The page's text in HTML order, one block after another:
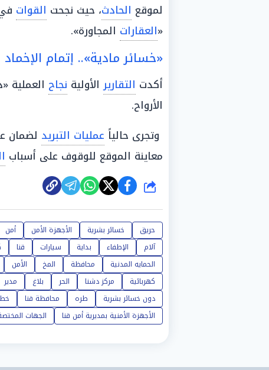
لموقع الحادث، حيث نجحت القوات
«العقارات المجاورة».
«خسائر مادية».. إتمام الإخماد
أكدت التقاريرالأولية نجاح العملية
الأرواح.
وتجرى حالياً عمليات التبريد لضمان
معاينة الموقع للوقوف على أسباب
شارك
حريق خسائر بشرية الأجهزة الأمن أمن
آلام
الإطفاء بداية سيارات قنا
الحمايه المدنية
محافظة المخ الأمن
كهربائية
مركز دشنا الحر بلاغ مدير
دون خسائر بشرية
طره محافظة قنا
الأجهزة الأمنية بمديرية أمن قنا
الجهات